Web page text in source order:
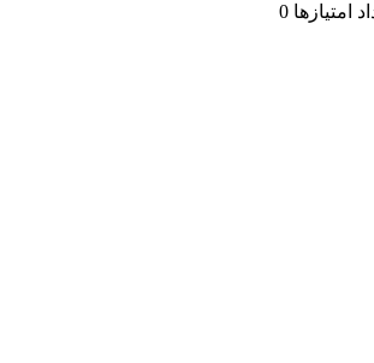
امتیازها 0